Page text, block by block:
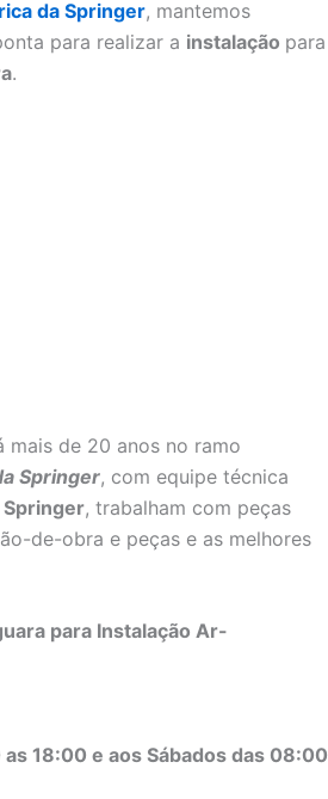
da Springer, mantemos
para realizar a instalação para
.
mais de 20 anos no ramo
Springer, com equipe técnica
Springer, trabalham com peças
de-obra e peças e as melhores
para Instalação Ar-
18:00 e aos Sábados das 08:00